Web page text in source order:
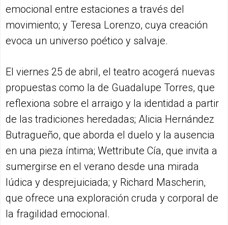
emocional entre estaciones a través del
movimiento; y Teresa Lorenzo, cuya creación
evoca un universo poético y salvaje.
El viernes 25 de abril, el teatro acogerá nuevas
propuestas como la de Guadalupe Torres, que
reflexiona sobre el arraigo y la identidad a partir
de las tradiciones heredadas; Alicia Hernández
Butragueño, que aborda el duelo y la ausencia
en una pieza íntima; Wettribute Cía, que invita a
sumergirse en el verano desde una mirada
lúdica y desprejuiciada; y Richard Mascherin,
que ofrece una exploración cruda y corporal de
la fragilidad emocional.